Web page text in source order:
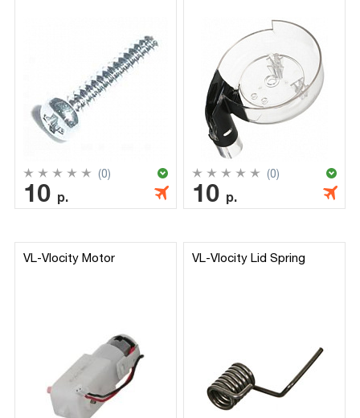
(0)
10 р.
(0)
10 р.
VL-Vlocity Motor VL-Vlocity Lid Spring